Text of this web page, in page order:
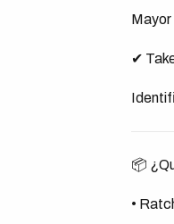
Mayor
✔
📦
•